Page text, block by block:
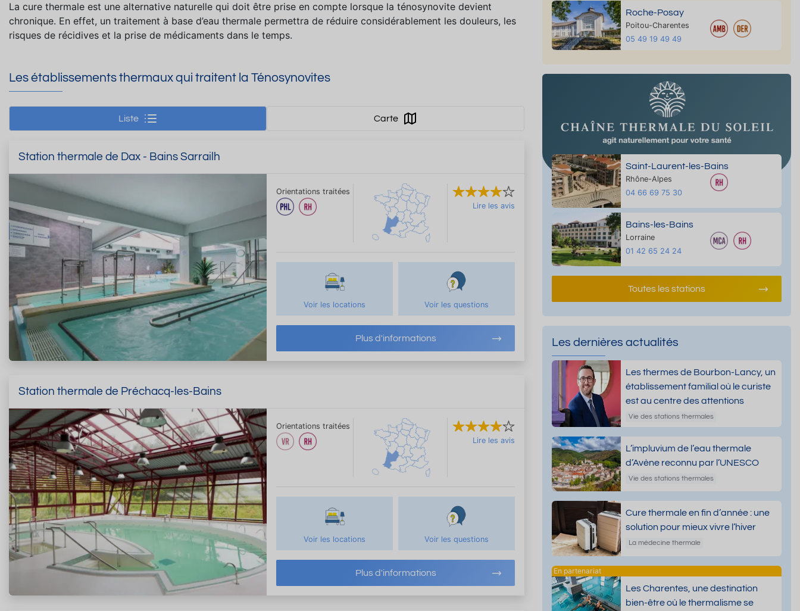
La cure thermale est une alternative naturelle qui doit être prise en compte lorsque la ténosynovite devient
chronique. En effet, un traitement à base d’eau thermale permettra de réduire considérablement les douleurs, les
risques de récidives et la prise de médicaments dans le temps.
Les établissements thermaux qui traitent la Ténosynovites
Liste Carte
Station thermale de Dax - Bains Sarrailh
Orientations traitées
Lire les avis
Voir les locations Voir les questions
Plus d'informations
Station thermale de Préchacq-les-Bains
Orientations traitées
Lire les avis
Voir les locations Voir les questions
Plus d'informations
Roche-Posay
Poitou-Charentes
05 49 19 49 49
Saint-Laurent-les-Bains
Rhône-Alpes
04 66 69 75 30
Bains-les-Bains
Lorraine
01 42 65 24 24
Toutes les stations
Les dernières actualités
Les thermes de Bourbon-Lancy, un
établissement familial où le curiste
est au centre des attentions
Vie des stations thermales
L’impluvium de l’eau thermale
d’Avène reconnu par l’UNESCO
Vie des stations thermales
Cure thermale en fin d’année : une
solution pour mieux vivre l’hiver
La médecine thermale
Les Charentes, une destination
bien-être où le thermalisme se